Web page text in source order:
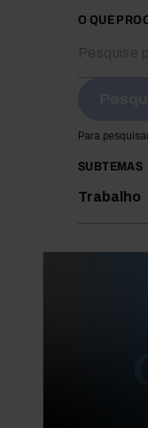
O QUE
Para
SUBTEMAS
Trabalho